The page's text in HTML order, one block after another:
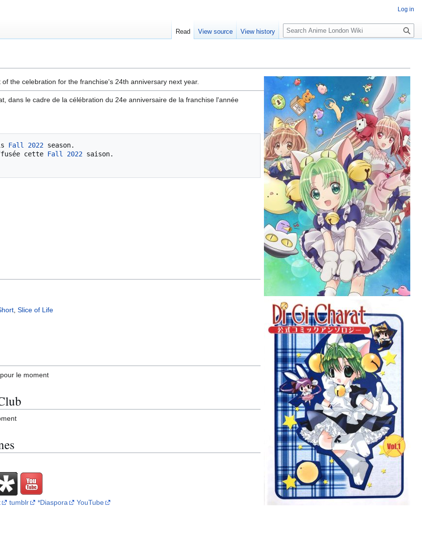
the celebration for the franchise's 24th anniversary next year.
dans le cadre de la célébration du 24e anniversaire de la franchise l'année
Fall 2022 season.
cette Fall 2022
Slice of Life
le moment
tumblr *Diaspora
YouTube
Log in
Read View source View history
S
e
c
h